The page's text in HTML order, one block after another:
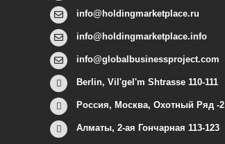
info@holdingmarketplace.ru
info@holdingmarketplace.info
info@globalbusinessproject.com
Berlin, Vil'gel'm Shtrasse 110-111
Россия, Москва, Охотный Ряд -2
Алматы, 2-ая Гончарная 113-123